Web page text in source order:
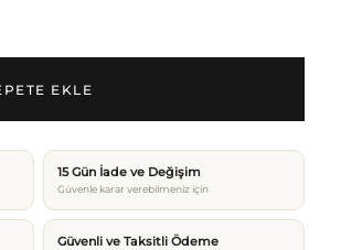
15 Gün İade ve Değişim
Güvenle karar verebilmeniz için
Güvenli ve Taksitli Ödeme